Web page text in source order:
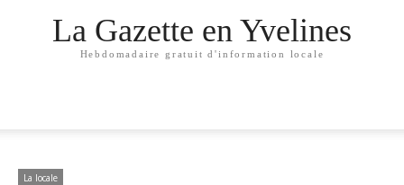
La Gazette en Yvelines
Hebdomadaire gratuit d'information locale
La locale